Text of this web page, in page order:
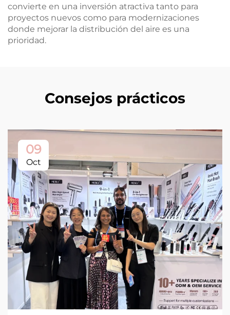
convierte en una inversión atractiva tanto para
proyectos nuevos como para modernizaciones
donde mejorar la distribución del aire es una
prioridad.
Consejos prácticos
09
Oct